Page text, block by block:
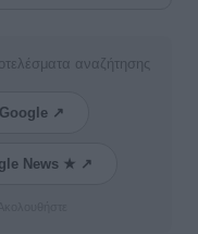
αναζήτησης
↗
News ★ ↗